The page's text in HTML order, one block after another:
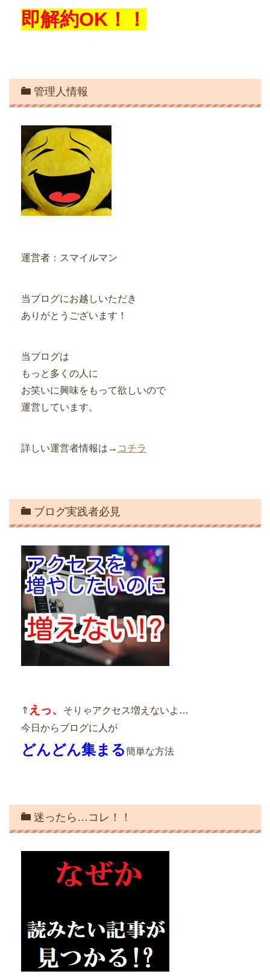
即解約OK！！
管理人情報
運営者：スマイルマン
当ブログにお越しいただき
ありがとうございます！
当ブログは
もっと多くの人に
お笑いに興味をもって欲しいので
運営しています。
詳しい運営者情報は→ コチラ
ブログ実践者必見
⇑ えっ、
そりゃアクセス増えないよ…
今日からブログに人が
どんどん集まる簡単な方法
迷ったら…コレ！！